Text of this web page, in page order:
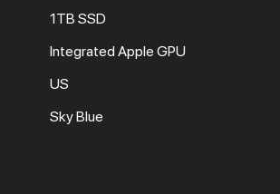
1TB SSD
Integrated Apple GPU
US
Sky Blue